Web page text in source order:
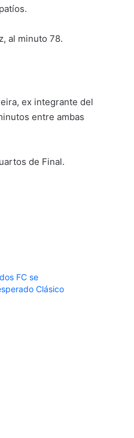
al minuto 78.
ex integrante del
entre ambas
de Final.
FC se
Clásico